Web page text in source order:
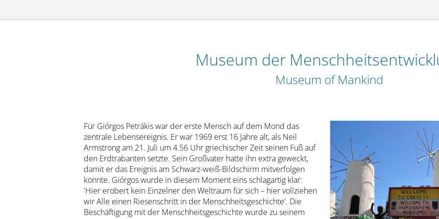
Museum der
Museum of Mankind
Für Giórgos Petrákis war der erste Mensch auf dem Mond das
zentrale Lebensereignis. Er war 1969 erst 16 Jahre alt, als Neil
Armstrong am 21. Juli um 4.56 Uhr griechischer Zeit seinen Fuß auf
den Erdtrabanten setzte. Sein Großvater hatte ihn extra geweckt,
damit er das Ereignis am Schwarz-weiß-Bildschirm mitverfolgen
konnte. Giórgos wurde in diesem Moment eins schlagartig klar:
'Hier erobert kein Einzelner den Weltraum für sich – hier vollziehen
wir Alle einen Riesenschritt in der Menschheitsgeschichte'. Die
Beschäftigung mit der Menschheitsgeschichte wurde zu seinem